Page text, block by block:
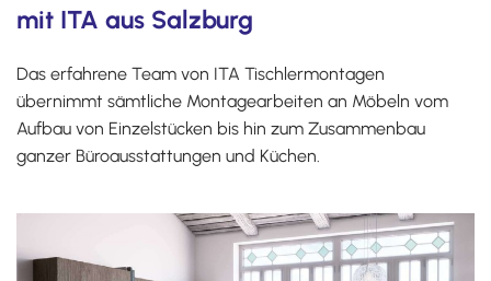
mit ITA aus Salzburg
Das erfahrene Team von ITA Tischlermontagen
übernimmt sämtliche Montagearbeiten an Möbeln vom
Aufbau von Einzelstücken bis hin zum Zusammenbau
ganzer Büroausstattungen und Küchen.